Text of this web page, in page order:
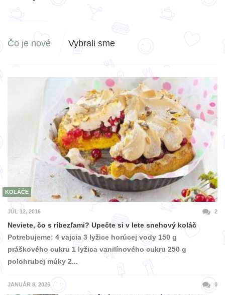
Čo je nové Vybrali sme
KOLÁČE
JÚL 12, 2016 2
Neviete, čo s ríbezľami? Upečte si v lete snehový koláč
Potrebujeme: 4 vajcia 3 lyžice horúcej vody 150 g
práškového cukru 1 lyžica vanilínového cukru 250 g
polohrubej múky 2...
JANUÁR 8, 2026 0